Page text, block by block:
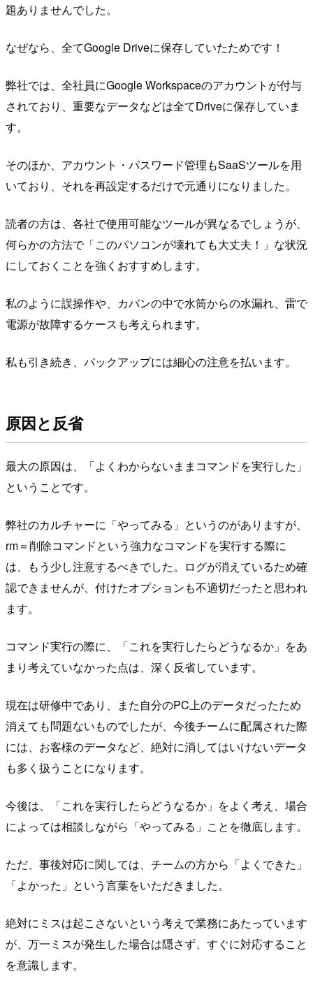
題ありませんでした。
なぜなら、全てGoogle Driveに保存していたためです！
弊社では、全社員にGoogle Workspaceのアカウントが付与
されており、重要なデータなどは全てDriveに保存していま
す。
そのほか、アカウント・パスワード管理もSaaSツールを用
いており、それを再設定するだけで元通りになりました。
読者の方は、各社で使用可能なツールが異なるでしょうが、
何らかの方法で「このパソコンが壊れても大丈夫！」な状況
にしておくことを強くおすすめします。
私のように誤操作や、カバンの中で水筒からの水漏れ、雷で
電源が故障するケースも考えられます。
私も引き続き、バックアップには細心の注意を払います。
原因と反省
最大の原因は、「よくわからないままコマンドを実行した」
ということです。
弊社のカルチャーに「やってみる」というのがありますが、
rm＝削除コマンドという強力なコマンドを実行する際に
は、もう少し注意するべきでした。ログが消えているため確
認できませんが、付けたオプションも不適切だったと思われ
ます。
コマンド実行の際に、「これを実行したらどうなるか」をあ
まり考えていなかった点は、深く反省しています。
現在は研修中であり、また自分のPC上のデータだったため
消えても問題ないものでしたが、今後チームに配属された際
には、お客様のデータなど、絶対に消してはいけないデータ
も多く扱うことになります。
今後は、「これを実行したらどうなるか」をよく考え、場合
によっては相談しながら「やってみる」ことを徹底します。
ただ、事後対応に関しては、チームの方から「よくできた」
「よかった」という言葉をいただきました。
絶対にミスは起こさないという考えで業務にあたっています
が、万一ミスが発生した場合は隠さず、すぐに対応すること
を意識します。